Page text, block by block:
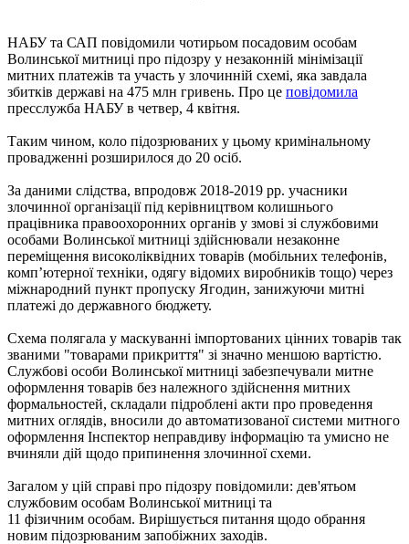
НАБУ та САП повідомили чотирьом посадовим особам
Волинської митниці про підозру у незаконній мінімізації
митних платежів та участь у злочинній схемі, яка завдала
збитків державі на 475 млн гривень. Про це повідомила
пресслужба НАБУ в четвер, 4 квітня.
Таким чином, коло підозрюваних у цьому кримінальному
провадженні розширилося до 20 осіб.
За даними слідства, впродовж 2018-2019 рр. учасники
злочинної організації під керівництвом колишнього
працівника правоохоронних органів у змові зі службовими
особами Волинської митниці здійснювали незаконне
переміщення високоліквідних товарів (мобільних телефонів,
комп’ютерної техніки, одягу відомих виробників тощо) через
міжнародний пункт пропуску Ягодин, занижуючи митні
платежі до державного бюджету.
Схема полягала у маскуванні імпортованих цінних товарів так
званими "товарами прикриття" зі значно меншою вартістю.
Службові особи Волинської митниці забезпечували митне
оформлення товарів без належного здійснення митних
формальностей, складали підроблені акти про проведення
митних оглядів, вносили до автоматизованої системи митного
оформлення Інспектор неправдиву інформацію та умисно не
вчиняли дій щодо припинення злочинної схеми.
Загалом у цій справі про підозру повідомили: дев'ятьом
службовим особам Волинської митниці та
11 фізичним особам. Вирішується питання щодо обрання
новим підозрюваним запобіжних заходів.